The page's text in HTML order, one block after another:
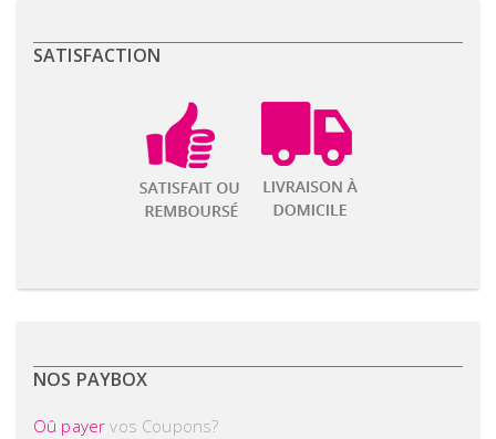
SATISFACTION
NOS PAYBOX
Oû payervos Coupons?